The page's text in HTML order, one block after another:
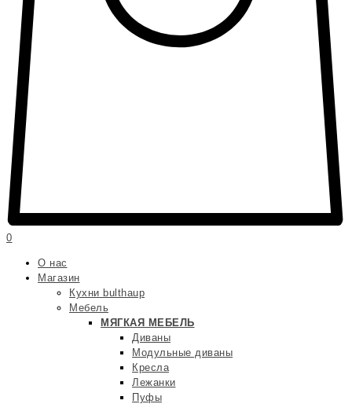
0
О нас
Магазин
Кухни bulthaup
Мебель
МЯГКАЯ МЕБЕЛЬ
Диваны
Модульные диваны
Кресла
Лежанки
Пуфы